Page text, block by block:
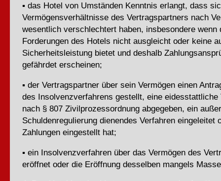
▪ das Hotel von Umständen Kenntnis erlangt, dass
Vermögensverhältnisse des Vertragspartners nach
wesentlich verschlechtert haben, insbesondere wenn
Forderungen des Hotels nicht ausgleicht oder keine
Sicherheitsleistung bietet und deshalb
gefährdet erscheinen;
▪ der Vertragspartner über sein Vermögen einen
des Insolvenzverfahrens gestellt, eine eidesstattliche
nach § 807 Zivilprozessordnung abgegeben, ein
Schuldenregulierung dienendes Verfahren eingeleitet
Zahlungen eingestellt hat;
▪ ein Insolvenzverfahren über das Vermögen des
eröffnet oder die Eröffnung desselben mangels